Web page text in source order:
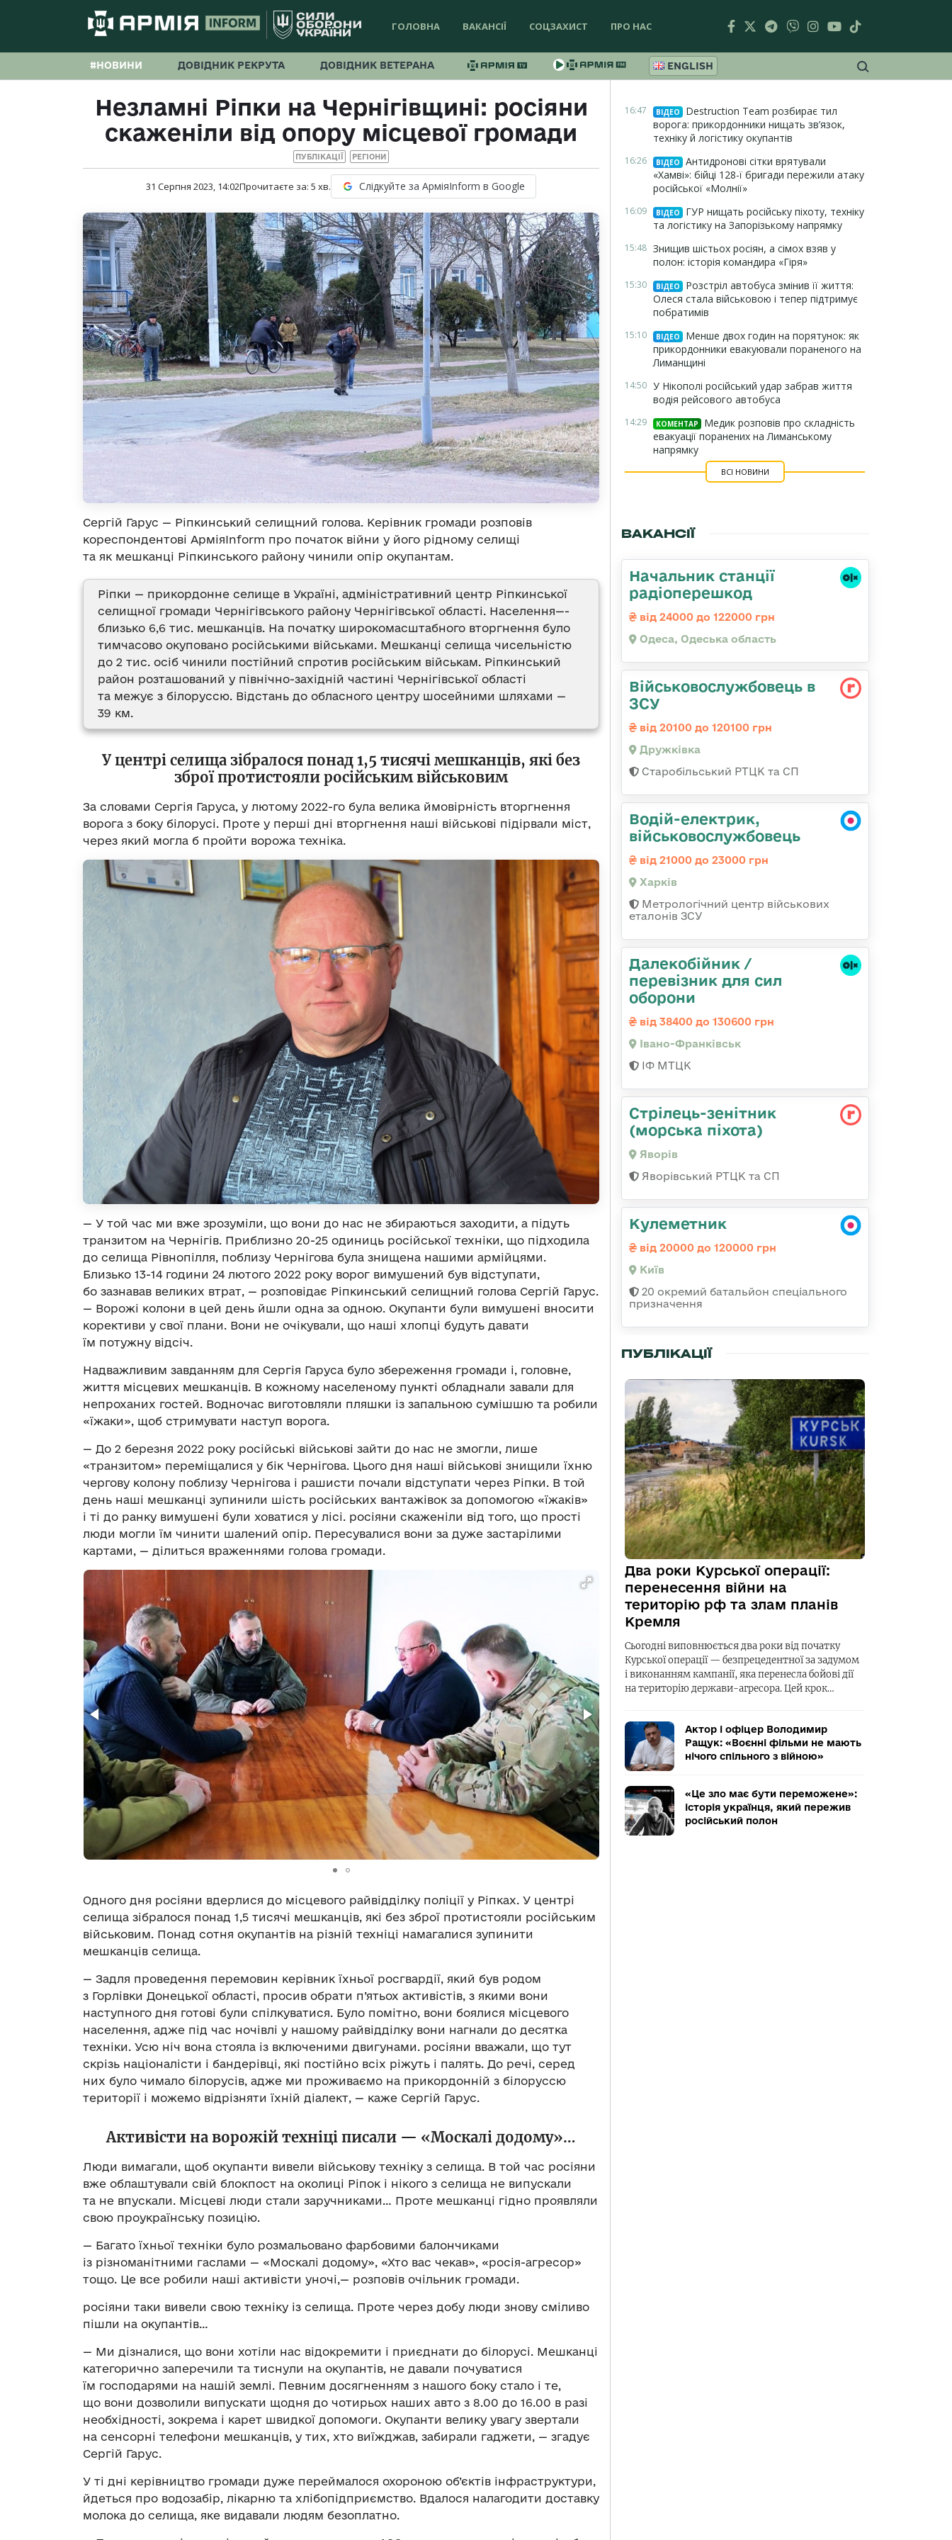
ГОЛОВНА ВАКАНСІЇ СОЦЗАХИСТ ПРО НАС
#НОВИНИ ДОВІДНИК РЕКРУТА ДОВІДНИК ВЕТЕРАНА ENGLISH
Незламні Ріпки на Чернігівщині: росіяни
скаженіли від опору місцевої громади
ПУБЛІКАЦІЇ РЕГІОНИ
31 Серпня 2023, 14:02Прочитаєте за: 5 хв. Слідкуйте за АрміяInform в Google
Сергій Гарус — Ріпкинський селищний голова. Керівник громади розповів
кореспондентові АрміяInform про початок війни у його рідному селищі
та як мешканці Ріпкинського району чинили опір окупантам.
Ріпки — прикордонне селище в Україні, адміністративний центр Ріпкинської
селищної громади Чернігівського району Чернігівської області. Населення—-
близько 6,6 тис. мешканців. На початку широкомасштабного вторгнення було
тимчасово окуповано російськими військами. Мешканці селища чисельністю
до 2 тис. осіб чинили постійний спротив російським військам. Ріпкинський
район розташований у північно-західній частині Чернігівської області
та межує з білоруссю. Відстань до обласного центру шосейними шляхами —
39 км.
У центрі селища зібралося понад 1,5 тисячі мешканців, які без
зброї протистояли російським військовим
За словами Сергія Гаруса, у лютому 2022-го була велика ймовірність вторгнення
ворога з боку білорусі. Проте у перші дні вторгнення наші військові підірвали міст,
через який могла б пройти ворожа техніка.
— У той час ми вже зрозуміли, що вони до нас не збираються заходити, а підуть
транзитом на Чернігів. Приблизно 20-25 одиниць російської техніки, що підходила
до селища Рівнопілля, поблизу Чернігова була знищена нашими армійцями.
Близько 13-14 години 24 лютого 2022 року ворог вимушений був відступати,
бо зазнавав великих втрат, — розповідає Ріпкинський селищний голова Сергій Гарус.
— Ворожі колони в цей день йшли одна за одною. Окупанти були вимушені вносити
корективи у свої плани. Вони не очікували, що наші хлопці будуть давати
їм потужну відсіч.
Надважливим завданням для Сергія Гаруса було збереження громади і, головне,
життя місцевих мешканців. В кожному населеному пункті обладнали завали для
непроханих гостей. Водночас виготовляли пляшки із запальною сумішшю та робили
«їжаки», щоб стримувати наступ ворога.
— До 2 березня 2022 року російські військові зайти до нас не змогли, лише
«транзитом» переміщалися у бік Чернігова. Цього дня наші військові знищили їхню
чергову колону поблизу Чернігова і рашисти почали відступати через Ріпки. В той
день наші мешканці зупинили шість російських вантажівок за допомогою «їжаків»
і ті до ранку вимушені були ховатися у лісі. росіяни скаженіли від того, що прості
люди могли їм чинити шалений опір. Пересувалися вони за дуже застарілими
картами, — ділиться враженнями голова громади.
Одного дня росіяни вдерлися до місцевого райвідділку поліції у Ріпках. У центрі
селища зібралося понад 1,5 тисячі мешканців, які без зброї протистояли російським
військовим. Понад сотня окупантів на різній техніці намагалися зупинити
мешканців селища.
— Задля проведення перемовин керівник їхньої росгвардії, який був родом
з Горлівки Донецької області, просив обрати п’ятьох активістів, з якими вони
наступного дня готові були спілкуватися. Було помітно, вони боялися місцевого
населення, адже під час ночівлі у нашому райвідділку вони нагнали до десятка
техніки. Усю ніч вона стояла із включеними двигунами. росіяни вважали, що тут
скрізь націоналісти і бандерівці, які постійно всіх ріжуть і палять. До речі, серед
них було чимало білорусів, адже ми проживаємо на прикордонній з білоруссю
території і можемо відрізняти їхній діалект, — каже Сергій Гарус.
Активісти на ворожій техніці писали — «Москалі додому»…
Люди вимагали, щоб окупанти вивели військову техніку з селища. В той час росіяни
вже облаштували свій блокпост на околиці Ріпок і нікого з селища не випускали
та не впускали. Місцеві люди стали заручниками… Проте мешканці гідно проявляли
свою проукраїнську позицію.
— Багато їхньої техніки було розмальовано фарбовими балончиками
із різноманітними гаслами — «Москалі додому», «Хто вас чекав», «росія-агресор»
тощо. Це все робили наші активісти уночі,— розповів очільник громади.
росіяни таки вивели свою техніку із селища. Проте через добу люди знову сміливо
пішли на окупантів…
— Ми дізналися, що вони хотіли нас відокремити і приєднати до білорусі. Мешканці
категорично заперечили та тиснули на окупантів, не давали почуватися
їм господарями на нашій землі. Певним досягненням з нашого боку стало і те,
що вони дозволили випускати щодня до чотирьох наших авто з 8.00 до 16.00 в разі
необхідності, зокрема і карет швидкої допомоги. Окупанти велику увагу звертали
на сенсорні телефони мешканців, у тих, хто виїжджав, забирали гаджети, — згадує
Сергій Гарус.
У ті дні керівництво громади дуже переймалося охороною об’єктів інфраструктури,
йдеться про водозабір, лікарню та хлібопідприємство. Вдалося налагодити доставку
молока до селища, яке видавали людям безоплатно.
16:47 ВІДЕО
Destruction Team розбирає тил
ворога: прикордонники нищать зв’язок,
техніку й логістику окупантів
16:26 ВІДЕО
Антидронові сітки врятували
«Хамві»: бійці 128-ї бригади пережили атаку
російської «Молнії»
16:09 ВІДЕО
ГУР нищать російську піхоту, техніку
та логістику на Запорізькому напрямку
15:48 Знищив шістьох росіян, а сімох взяв у
полон: історія командира «Гіря»
15:30 ВІДЕО
Розстріл автобуса змінив її життя:
Олеся стала військовою і тепер підтримує
побратимів
15:10 ВІДЕО
Менше двох годин на порятунок: як
прикордонники евакуювали пораненого на
Лиманщині
14:50 У Нікополі російський удар забрав життя
водія рейсового автобуса
14:29 КОМЕНТАР
Медик розповів про складність
евакуації поранених на Лиманському
напрямку
ВСІ НОВИНИ
ВАКАНСІЇ
Начальник станції
радіоперешкод
від 24000 до 122000 грн
Одеса, Одеська область
Військовослужбовець в
ЗСУ
від 20100 до 120100 грн
Дружківка
Старобільський РТЦК та СП
Водій-електрик,
військовослужбовець
від 21000 до 23000 грн
Харків
Метрологічний центр військових
еталонів ЗСУ
Далекобійник /
перевізник для сил
оборони
від 38400 до 130600 грн
Івано-Франківськ
ІФ МТЦК
Стрілець-зенітник
(морська піхота)
Яворів
Яворівський РТЦК та СП
Кулеметник
від 20000 до 120000 грн
Київ
20 окремий батальйон спеціального
призначення
ПУБЛІКАЦІЇ
Два роки Курської операції:
перенесення війни на
територію рф та злам планів
Кремля
Сьогодні виповнюється два роки від початку
Курської операції — безпрецедентної за задумом
і виконанням кампанії, яка перенесла бойові дії
на територію держави-агресора. Цей крок…
Актор і офіцер Володимир
Ращук: «Воєнні фільми не мають
нічого спільного з війною»
«Це зло має бути переможене»:
історія українця, який пережив
російський полон